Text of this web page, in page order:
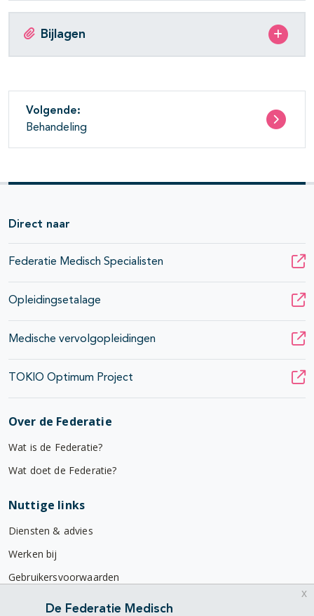
Bijlagen
Volgende:
Behandeling
Direct naar
Federatie Medisch Specialisten
Opleidingsetalage
Medische vervolgopleidingen
TOKIO Optimum Project
Over de Federatie
Wat is de Federatie?
Wat doet de Federatie?
Nuttige links
Diensten & advies
Werken bij
Gebruikersvoorwaarden
Privacyverklaring
De Federatie Medisch
x